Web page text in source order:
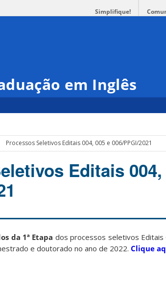
Simplifique!
em Inglês
Processos Seletivos Editais 004, 005 e 006/PPGI/2021
Editais 004,
da 1ª Etapa dos processos seletivos
e doutorado no ano de 2022. Clique